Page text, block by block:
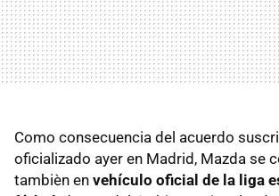
Como consecuencia del acuerdo
oficializado ayer en Madrid, Mazda se
tambièn en vehículo oficial de la liga